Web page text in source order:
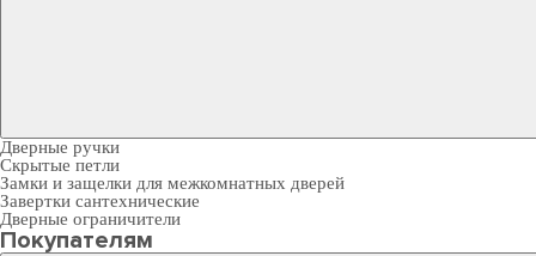
Дверные ручки
Скрытые петли
Замки и защелки для межкомнатных дверей
Завертки сантехнические
Дверные ограничители
Покупателям